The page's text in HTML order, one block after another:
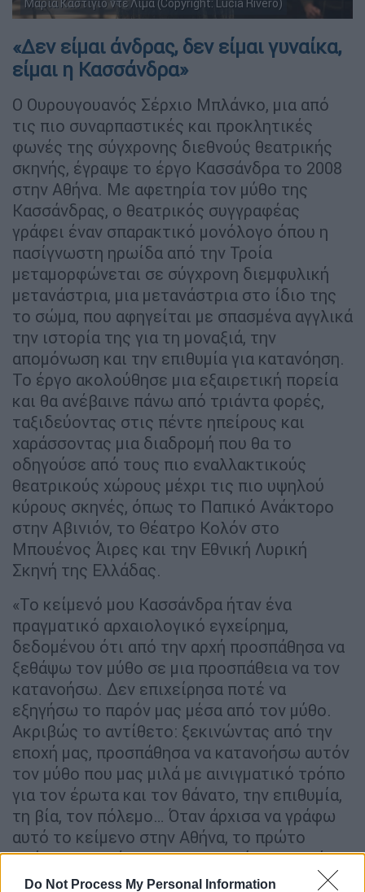
Do Not Process My Personal Information
Μαρία Καστίγιο ντε Λίμα (Copyright: Lucia Rivero)
«Δεν είμαι άνδρας, δεν είμαι γυναίκα,
είμαι η Κασσάνδρα»
Ο Ουρουγουανός Σέρχιο Μπλάνκο, μια από
τις πιο συναρπαστικές και προκλητικές
φωνές της σύγχρονης διεθνούς θεατρικής
σκηνής, έγραψε το έργο Κασσάνδρα το 2008
στην Αθήνα. Με αφετηρία τον μύθο της
Κασσάνδρας, ο θεατρικός συγγραφέας
γράφει έναν σπαρακτικό μονόλογο όπου η
πασίγνωστη ηρωίδα από την Τροία
μεταμορφώνεται σε σύγχρονη διεμφυλική
μετανάστρια, μια μετανάστρια στο ίδιο της
το σώμα, που αφηγείται με σπασμένα αγγλικά
την ιστορία της για τη μοναξιά, την
απομόνωση και την επιθυμία για κατανόηση.
Το έργο ακολούθησε μια εξαιρετική πορεία
και θα ανέβαινε πάνω από τριάντα φορές,
ταξιδεύοντας στις πέντε ηπείρους και
χαράσσοντας μια διαδρομή που θα το
οδηγούσε από τους πιο εναλλακτικούς
θεατρικούς χώρους μέχρι τις πιο υψηλού
κύρους σκηνές, όπως το Παπικό Ανάκτορο
στην Αβινιόν, το Θέατρο Κολόν στο
Μπουένος Άιρες και την Εθνική Λυρική
Σκηνή της Ελλάδας.
«Το κείμενό μου Κασσάνδρα ήταν ένα
πραγματικό αρχαιολογικό εγχείρημα,
δεδομένου ότι από την αρχή προσπάθησα να
ξεθάψω τον μύθο σε μια προσπάθεια να τον
κατανοήσω. Δεν επιχείρησα ποτέ να
εξηγήσω το παρόν μας μέσα από τον μύθο.
Ακριβώς το αντίθετο: ξεκινώντας από την
εποχή μας, προσπάθησα να κατανοήσω αυτόν
τον μύθο που μας μιλά με αινιγματικό τρόπο
για τον έρωτα και τον θάνατο, την επιθυμία,
τη βία, τον πόλεμο… Όταν άρχισα να γράφω
αυτό το κείμενο στην Αθήνα, το πρώτο
ερώτημα που έθεσα στον εαυτό μου καθώς
περπατούσα δίπλα στην Ομόνοια ήταν: στους